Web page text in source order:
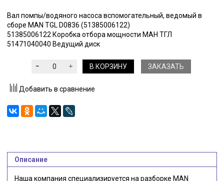
Вал помпы/водяного насоса вспомогательный, ведомый в
сборе MAN TGL D0836 (51385006122)
51385006122 Коробка отбора мощности МАН ТГЛ
51471040040 Ведущий диск
В КОРЗИНУ ЗАКАЗАТЬ
Добавить в сравнение
Описание
Наша компания специализируется на разборке MAN